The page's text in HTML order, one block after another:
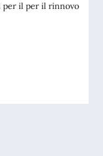
per il per il rinnovo